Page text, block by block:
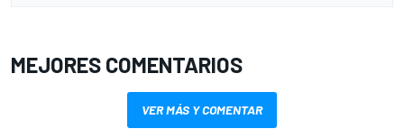
MEJORES COMENTARIOS
VER MÁS Y COMENTAR